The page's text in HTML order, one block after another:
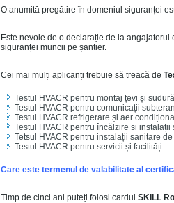
O anumită pregătire în domeniul siguranței
Este nevoie de o declarație de la angajatorul
siguranței muncii pe șantier.
Cei mai mulți aplicanți trebuie să treacă de
Testul HVACR pentru montaj țevi și sudură
Testul HVACR pentru comunicații
Testul HVACR refrigerare și aer
Testul HVACR pentru încălzire si
Tetsul HVACR pentru instalații sanitare
Testul HVACR pentru servicii și facilități
Care este termenul de valabilitate al
Timp de cinci ani puteți folosi cardul SKILL